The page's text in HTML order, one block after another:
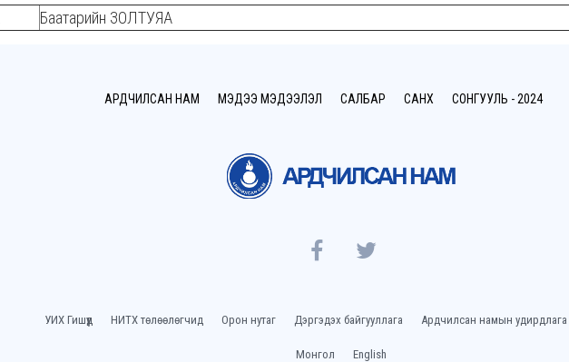
Баатарийн ЗОЛТУЯА
АРДЧИЛСАН НАМ МЭДЭЭ МЭДЭЭЛЭЛ САЛБАР САНХҮҮ СОНГУУЛЬ - 2024
УИХ Гишүүд НИТХ төлөөлөгчид Орон нутаг Дэргэдэх байгууллага Ардчилсан намын удирдлага
Монгол English